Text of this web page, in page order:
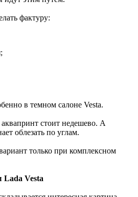
фактуру:
в темном салоне Vesta.
стоит недешево. А
облезать по углам.
только при комплексном
Lada Vesta